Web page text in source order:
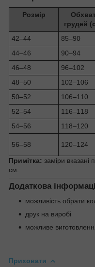
Розмір
грудей
42–44
85–90
44–46
90–94
46–48
96–102
48–50
102–106
50–52
106–110
52–54
116–118
54–56
118–120
56–58 120–124
Примітка: заміри
см.
Додаткова
можливість обрати
друк на виробі
можливе
Приховати